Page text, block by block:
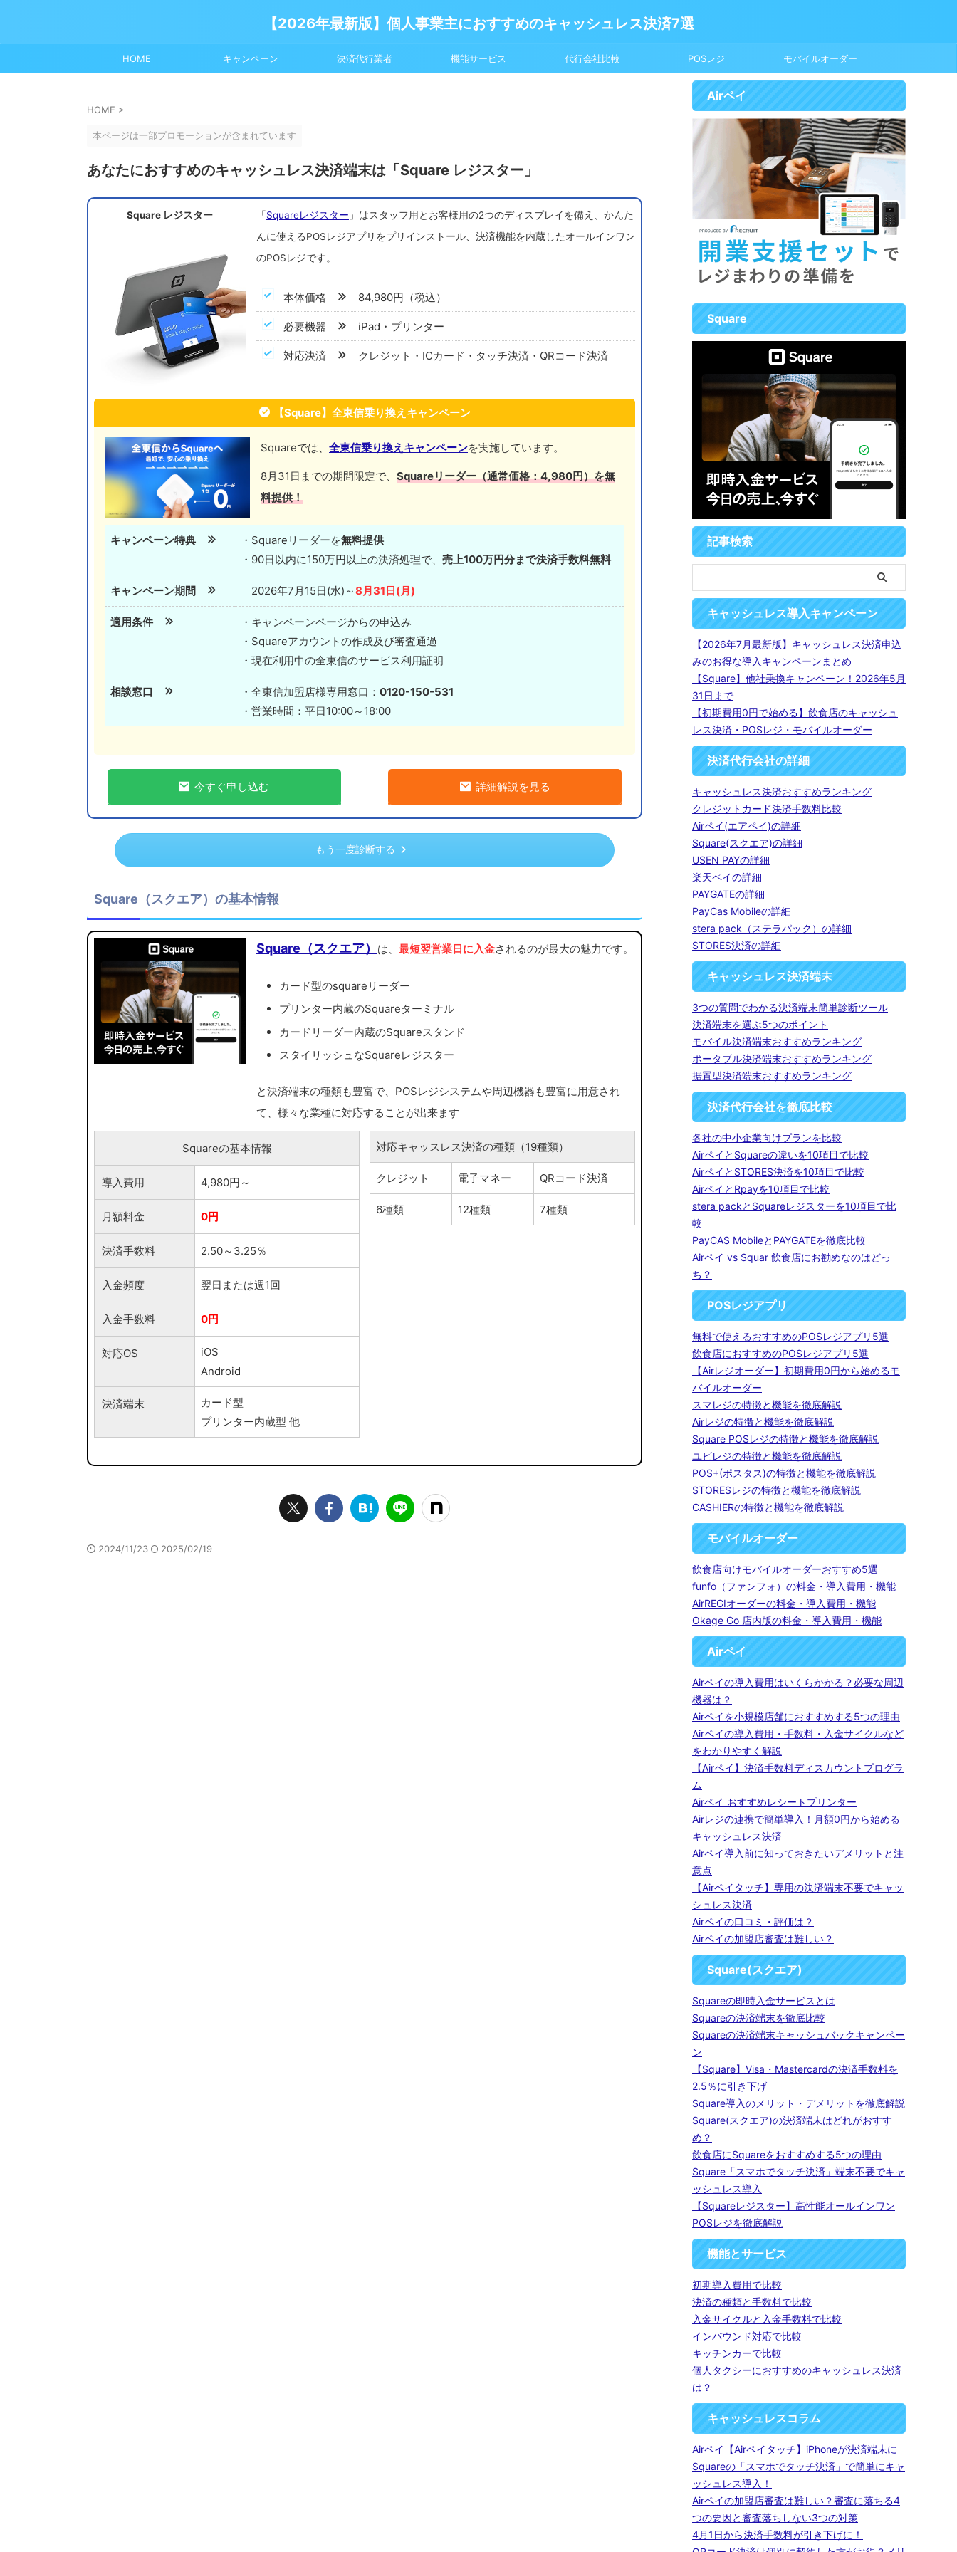
【2026年最新版】個人事業主におすすめのキャッシュレス決済7選
HOME キャンペーン 決済代行業者 機能サービス 代行会社比較 POSレジ モバイルオーダー
HOME >
本ページは一部プロモーションが含まれています
あなたにおすすめのキャッシュレス決済端末は「Square レジスター」
Square レジスター 「Squareレジスター 」はスタッフ用とお客様用の2つのディスプレイを備え、かんた
んに使えるPOSレジアプリをプリインストール、決済機能を内蔵したオールインワン
のPOSレジです。
本体価格 84,980円（税込）
必要機器 iPad・プリンター
対応決済 クレジット・ICカード・タッチ決済・QRコード決済
【Square】全東信乗り換えキャンペーン
Squareでは、 全東信乗り換えキャンペーンを実施しています。
8月31日までの期間限定で、 Squareリーダー（通常価格：4,980円）を無
料提供！
キャンペーン特典 ・Squareリーダーを無料提供
・90日以内に150万円以上の決済処理で、 売上100万円分まで決済手数料無料
キャンペーン期間 2026年7月15日(水)～8月31日(月)
適用条件
・キャンペーンページからの申込み
・Squareアカウントの作成及び審査通過
・現在利用中の全東信のサービス利用証明
相談窓口 ・全東信加盟店様専用窓口： 0120-150-531
・営業時間：平日10:00～18:00
今すぐ申し込む 詳細解説を見る
もう一度診断する
Square（スクエア）の基本情報
Square（スクエア） は、 最短翌営業日に入金されるのが最大の魅力です。
カード型のsquareリーダー
プリンター内蔵のSquareターミナル
カードリーダー内蔵のSquareスタンド
スタイリッシュなSquareレジスター
と決済端末の種類も豊富で、POSレジシステムや周辺機器も豊富に用意され
て、様々な業種に対応することが出来ます
Squareの基本情報
導入費用 4,980円～
月額料金 0円
決済手数料 2.50～3.25％
入金頻度 翌日または週1回
入金手数料 0円
対応OS
iOS
Android
決済端末
カード型
プリンター内蔵型 他
対応キャッスレス決済の種類（19種類）
クレジット 電子マネー QRコード決済
6種類 12種類 7種類
2024/11/23 2025/02/19
Airペイ
Square
記事検索
キャッシュレス導入キャンペーン
【2026年7月最新版】キャッシュレス決済申込
みのお得な導入キャンペーンまとめ
【Square】他社乗換キャンペーン！2026年5月
31日まで
【初期費用0円で始める】飲食店のキャッシュ
レス決済・POSレジ・モバイルオーダー
決済代行会社の詳細
キャッシュレス決済おすすめランキング
クレジットカード決済手数料比較
Airペイ(エアペイ)の詳細
Square(スクエア)の詳細
USEN PAYの詳細
楽天ペイの詳細
PAYGATEの詳細
PayCas Mobileの詳細
stera pack（ステラパック）の詳細
STORES決済の詳細
キャッシュレス決済端末
3つの質問でわかる決済端末簡単診断ツール
決済端末を選ぶ5つのポイント
モバイル決済端末おすすめランキング
ポータブル決済端末おすすめランキング
据置型決済端末おすすめランキング
決済代行会社を徹底比較
各社の中小企業向けプランを比較
AirペイとSquareの違いを10項目で比較
AirペイとSTORES決済を10項目で比較
AirペイとRpayを10項目で比較
stera packとSquareレジスターを10項目で比
較
PayCAS MobileとPAYGATEを徹底比較
Airペイ vs Squar 飲食店にお勧めなのはどっ
ち？
POSレジアプリ
無料で使えるおすすめのPOSレジアプリ5選
飲食店におすすめのPOSレジアプリ5選
【Airレジオーダー】初期費用0円から始めるモ
バイルオーダー
スマレジの特徴と機能を徹底解説
Airレジの特徴と機能を徹底解説
Square POSレジの特徴と機能を徹底解説
ユビレジの特徴と機能を徹底解説
POS+(ポスタス)の特徴と機能を徹底解説
STORESレジの特徴と機能を徹底解説
CASHIERの特徴と機能を徹底解説
モバイルオーダー
飲食店向けモバイルオーダーおすすめ5選
funfo（ファンフォ）の料金・導入費用・機能
AirREGIオーダーの料金・導入費用・機能
Okage Go 店内版の料金・導入費用・機能
Airペイ
Airペイの導入費用はいくらかかる？必要な周辺
機器は？
Airペイを小規模店舗におすすめする5つの理由
Airペイの導入費用・手数料・入金サイクルなど
をわかりやすく解説
【Airペイ】決済手数料ディスカウントプログラ
ム
Airペイ おすすめレシートプリンター
Airレジの連携で簡単導入！月額0円から始める
キャッシュレス決済
Airペイ導入前に知っておきたいデメリットと注
意点
【Airペイタッチ】専用の決済端末不要でキャッ
シュレス決済
Airペイの口コミ・評価は？
Airペイの加盟店審査は難しい？
Square(スクエア)
Squareの即時入金サービスとは
Squareの決済端末を徹底比較
Squareの決済端末キャッシュバックキャンペー
ン
【Square】Visa・Mastercardの決済手数料を
2.5％に引き下げ
Square導入のメリット・デメリットを徹底解説
Square(スクエア)の決済端末はどれがおすす
め？
飲食店にSquareをおすすめする5つの理由
Square「スマホでタッチ決済」端末不要でキャ
ッシュレス導入
【Squareレジスター】高性能オールインワン
POSレジを徹底解説
機能とサービス
初期導入費用で比較
決済の種類と手数料で比較
入金サイクルと入金手数料で比較
インバウンド対応で比較
キッチンカーで比較
個人タクシーにおすすめのキャッシュレス決済
は？
キャッシュレスコラム
Airペイ【Airペイタッチ】iPhoneが決済端末に
Squareの「スマホでタッチ決済」で簡単にキャ
ッシュレス導入！
Airペイの加盟店審査は難しい？審査に落ちる4
つの要因と審査落ちしない3つの対策
4月1日から決済手数料が引き下げに！